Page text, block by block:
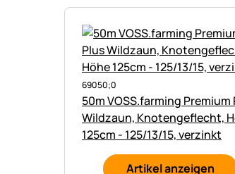
69050;0
50m VOSS.farming Premium
Wildzaun, Knotengeflecht,
125cm - 125/13/15, verzinkt
Artikel anzeigen